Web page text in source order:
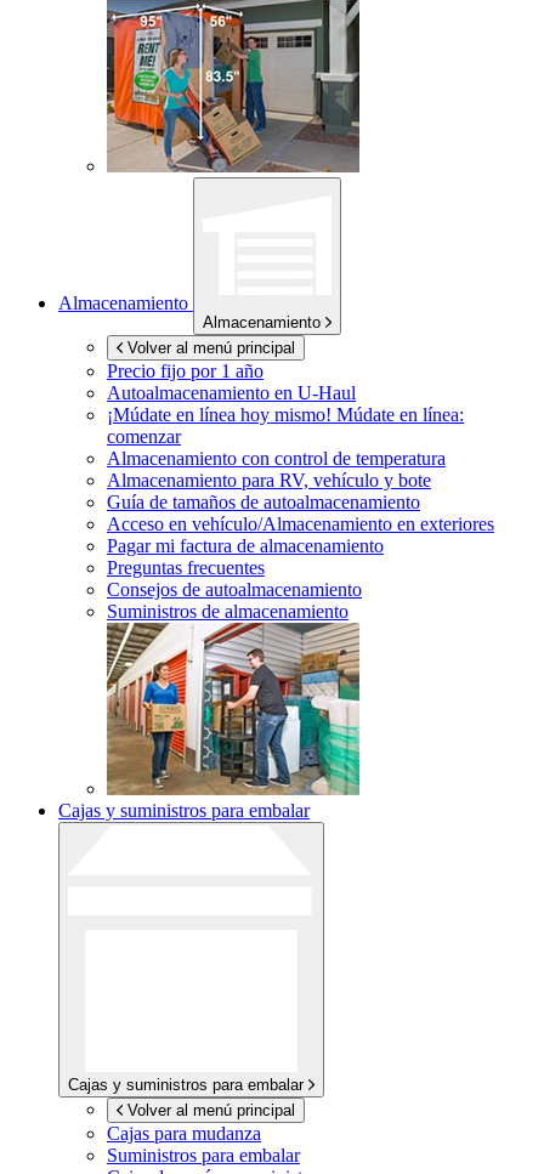
Almacenamiento
Almacenamiento
Volver al menú principal
Precio fijo por 1 año
Autoalmacenamiento en U-Haul
¡Múdate en línea hoy mismo! Múdate en línea:
comenzar
Almacenamiento con control de temperatura
Almacenamiento para RV, vehículo y bote
Guía de tamaños de autoalmacenamiento
Acceso en vehículo/Almacenamiento en exteriores
Pagar mi factura de almacenamiento
Preguntas frecuentes
Consejos de autoalmacenamiento
Suministros de almacenamiento
Cajas y suministros para embalar
Cajas y suministros para embalar
Volver al menú principal
Cajas para mudanza
Suministros para embalar